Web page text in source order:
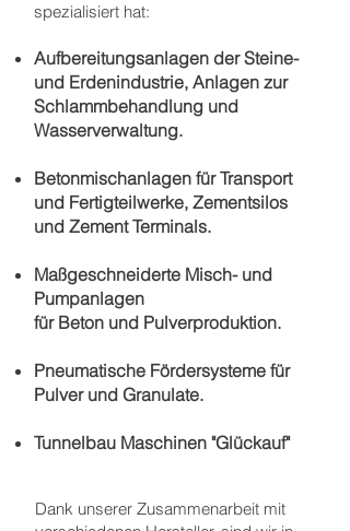
spezialisiert hat:
Aufbereitungsanlagen der Steine-
und Erdenindustrie, Anlagen zur
Schlammbehandlung und
Wasserverwaltung.
Betonmischanlagen für Transport
und Fertigteilwerke, Zementsilos
und Zement Terminals.
Maßgeschneiderte Misch- und
Pumpanlagen
für Beton und Pulverproduktion.
Pneumatische Fördersysteme für
Pulver und Granulate.
Tunnelbau Maschinen "Glückauf"
Dank unserer Zusammenarbeit mit